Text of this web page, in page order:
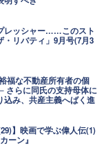
レッシャー……このスト
・リバティ」9月号(7月3
福な不動産所有者の個
さらに同氏の支持母体に
込み、共産主義へばく進
】映画で学ぶ偉人伝(1)
ーン』